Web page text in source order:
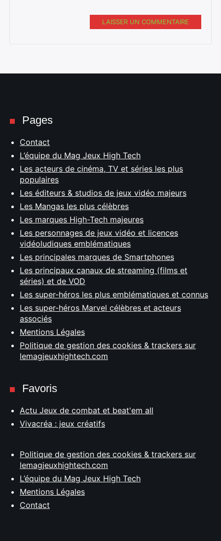
LAISSER UN COMMENTAIRE
Pages
Contact
L’équipe du Mag Jeux High Tech
Les acteurs de cinéma, TV et séries les plus
populaires
Les éditeurs & studios de jeux vidéo majeurs
Les Mangas les plus célèbres
Les marques High-Tech majeures
Les personnages de jeux vidéo et licences
vidéoludiques emblématiques
Les principales marques de Smartphones
Les principaux canaux de streaming (films et
séries) et de VOD
Les super-héros les plus emblématiques et connus
Les super-héros Marvel célèbres et acteurs
associés
Mentions Légales
Politique de gestion des cookies & trackers sur
lemagjeuxhightech.com
Favoris
Actu Jeux de combat et beat'em all
Vivacréa : jeux créatifs
Politique de gestion des cookies & trackers sur
lemagjeuxhightech.com
L’équipe du Mag Jeux High Tech
Mentions Légales
Contact